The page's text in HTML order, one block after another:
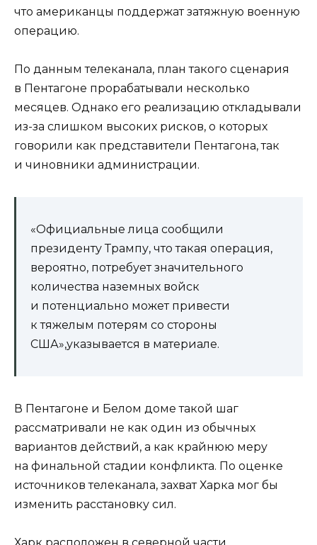
что американцы поддержат затяжную военную
операцию.
По данным телеканала, план такого сценария
в Пентагоне прорабатывали несколько
месяцев. Однако его реализацию откладывали
из-за слишком высоких рисков, о которых
говорили как представители Пентагона, так
и чиновники администрации.
«Официальные лица сообщили
президенту Трампу, что такая операция,
вероятно, потребует значительного
количества наземных войск
и потенциально может привести
к тяжелым потерям со стороны
США»,указывается в материале.
В Пентагоне и Белом доме такой шаг
рассматривали не как один из обычных
вариантов действий, а как крайнюю меру
на финальной стадии конфликта. По оценке
источников телеканала, захват Харка мог бы
изменить расстановку сил.